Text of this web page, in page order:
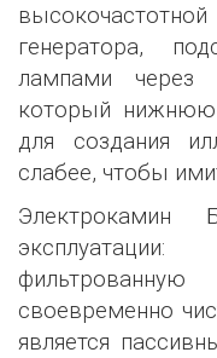
генератора,
лампами через
который нижнюю
для создания
слабее, чтобы
своевременно
является